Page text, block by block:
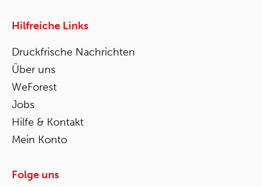
Hilfreiche Links
Druckfrische Nachrichten
Über uns
WeForest
Jobs
Hilfe & Kontakt
Mein Konto
Folge uns